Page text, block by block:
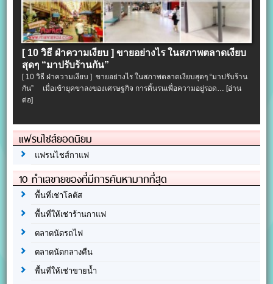
[ 10 วิธี ฝ่าความเงียบ ] ขายอย่างไร ในสภาพตลาดเงียบ
สุดๆ “มาปรับร้านกัน”
[ 10 วิธี ฝ่าความเงียบ ] ขายอย่างไร ในสภาพตลาดเงียบสุดๆ “มาปรับร้าน
กัน” เมื่อเข้ายุคขาลงของเศรษฐกิจ การดิ้นรนเพื่อความอยู่รอด…[อ่าน
ต่อ]
แฟรนไชส์ยอดนิยม
แฟรนไชส์กาแฟ
10 ทำเลขายของที่มีการค้นหามากที่สุด
พื้นที่เช่าโลตัส
พื้นที่ให้เช่าร้านกาแฟ
ตลาดนัดรถไฟ
ตลาดนัดกลางคืน
พื้นที่ให้เช่าขายน้ำ